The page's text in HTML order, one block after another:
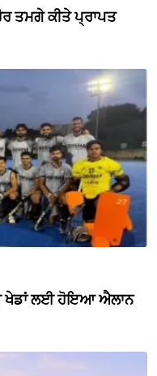
ਤਮਗੇ ਕੀਤੇ ਪ੍ਰਾਪਤ
ਖੇਡਾਂ ਲਈ ਹੋਇਆ ਐਲਾਨ